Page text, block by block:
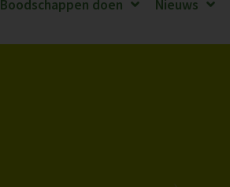
Boodschappen doen Nieuws